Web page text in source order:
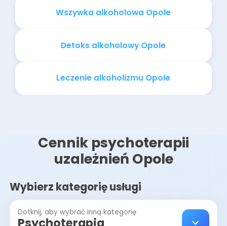
Wszywka alkoholowa Opole
Detoks alkoholowy Opole
Leczenie alkoholizmu Opole
Cennik psychoterapii
uzależnień Opole
Wybierz kategorię usługi
Dotknij, aby wybrać inną kategorię